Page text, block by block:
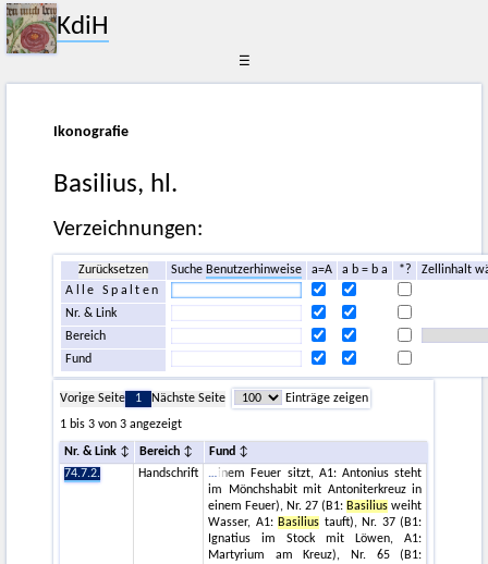
KdiH
☰
Ikonografie
Basilius, hl.
Verzeichnungen:
Zurücksetzen SucheBenutzerhinweise a=A a b = b a *?
Zellinhalt
Alle Spalten
Nr. & Link
Bereich
Fund
Vorige Seite 1 Nächste Seite
Einträge zeigen
1 bis 3 von 3 angezeigt
Nr. & Link Bereich
Fund
74.7.2.
Handschrift
inem Feuer sitzt, A1: Antonius steht
im Mönchshabit mit Antoniterkreuz in
einem Feuer), Nr. 27 (B1: Basilius weiht
Wasser, A1: Basilius tauft), Nr. 37 (B1:
Ignatius im Stock mit Löwen, A1:
Martyrium am Kreuz), Nr. 65 (B1: